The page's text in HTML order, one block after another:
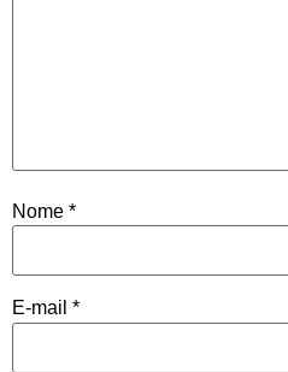
Nome *
E-mail *